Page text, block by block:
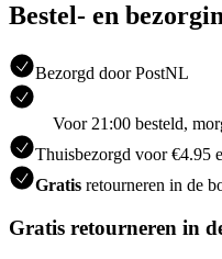
Bestel- en
Bezorgd door PostNL
Voor 21:00 besteld,
Thuisbezorgd voor €4.95
Gratis retourneren in de
Gratis retourneren in